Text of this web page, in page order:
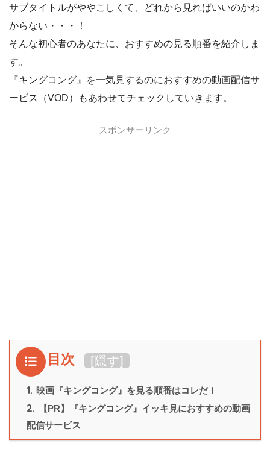
サブタイトルがややこしくて、どれから見ればいいのかわ
からない・・・！
そんな初心者のあなたに、おすすめの見る順番を紹介しま
す。
『キングコング』を一気見するのにおすすめの動画配信サ
ービス（VOD）もあわせてチェックしていきます。
スポンサーリンク
目次 [隠す]
1. 映画『キングコング』を見る順番はコレだ！
2.
【PR】『キングコング』イッキ見におすすめの動画
配信サービス